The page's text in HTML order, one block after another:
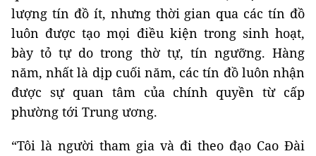
lượng tín đồ ít, nhưng thời gian qua các tín đồ
luôn được tạo mọi điều kiện trong sinh hoạt,
bày tỏ tự do trong thờ tự, tín ngưỡng. Hàng
năm, nhất là dịp cuối năm, các tín đồ luôn nhận
được sự quan tâm của chính quyền từ cấp
phường tới Trung ương.
“Tôi là người tham gia và đi theo đạo Cao Đài